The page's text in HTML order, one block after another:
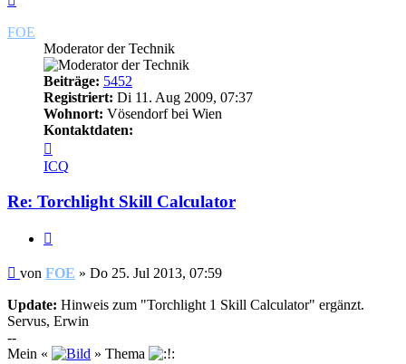
FOE
Moderator der Technik
Beiträge: 5452
Registriert: Di 11. Aug 2009, 07:37
Wohnort: Vösendorf bei Wien
Kontaktdaten:
von
FOE
ICQ
Re: Torchlight Skill Calculator
Beitrag
von FOE » Do 25. Jul 2013, 07:59
Update: Hinweis zum "Torchlight 1 Skill Calculator" ergänzt.
Servus, Erwin
--
Mein «
» Thema